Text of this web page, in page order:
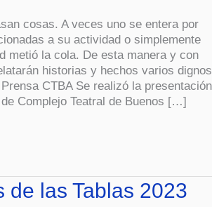
cosas. A veces uno se entera por
a su actividad o simplemente
metió la cola. De esta manera y con
historias y hechos varios dignos
CTBA Se realizó la presentación
Complejo Teatral de Buenos […]
de las Tablas 2023